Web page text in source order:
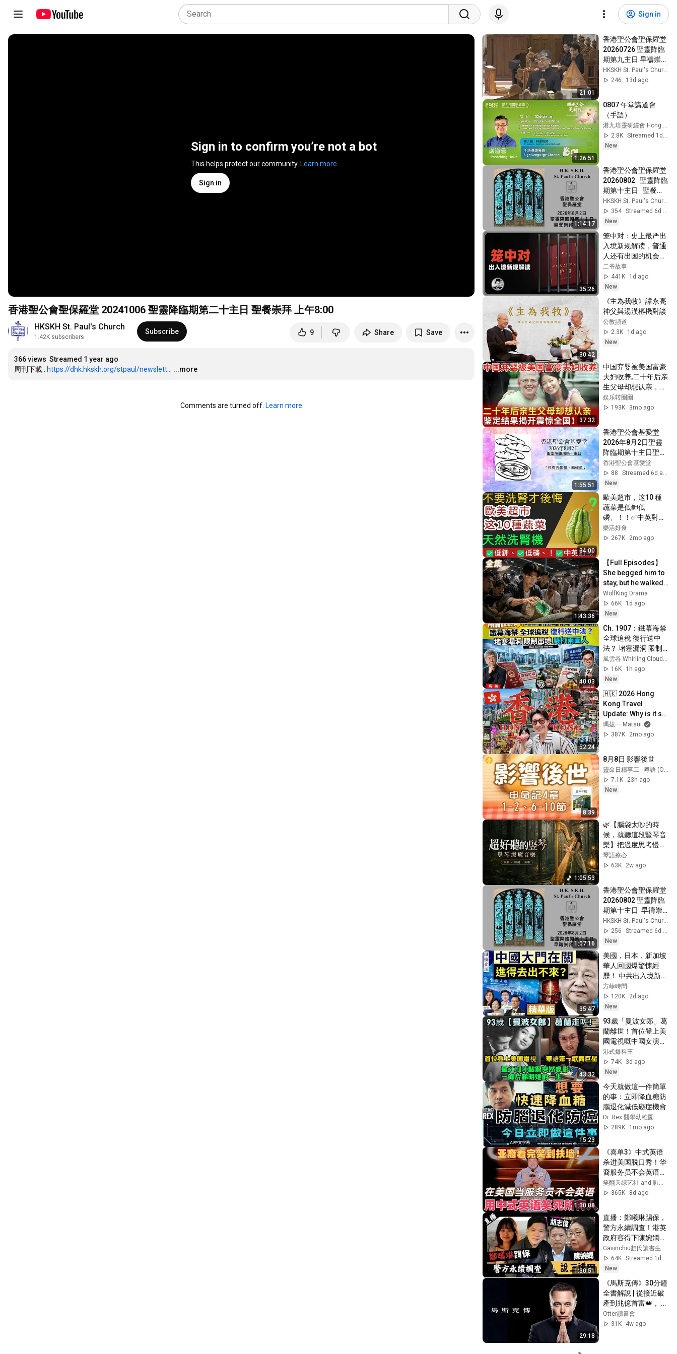
Sign in
Sign in to confirm you’re not a bot
This helps protect our community. Learn more
Sign in
香港聖公會聖保羅堂 20241006 聖靈降臨期第二十主日 聖餐崇拜 上午8:00
HKSKH St. Paul's Church
1.42K subscribers
Subscribe 9 Share Save
366 views Streamed 1 year ago
周刊下載 : https://dhk.hkskh.org/stpaul/newslett... ...more
Comments are turned off. Learn more
21:01
香港聖公會聖保羅堂
20260726 聖靈降臨
期第九主日 早禱崇拜
講道
HKSKH St. Paul's Church
246
13d ago
1:26:51
0807 午堂講道會
（手語）
港九培靈研經會 Hong Kong Bible Conference
2.8K
Streamed 1d ago
New
1:14:17
香港聖公會聖保羅堂
20260802   聖靈降臨
期第十主日   聖餐崇
拜  早堂  上午8:00
HKSKH St. Paul's Church
354
Streamed 6d ago
New
35:26
笼中对：史上最严出
入境新规解读，普通
人还有出国的机会
吗？
二爷故事
441K
1d ago
New
30:42
《主為我牧》譚永亮
公教頻道
2.3K
1d ago
New
37:32
中国弃婴被美国富豪
夫妇收养,二十年后亲
生父母却想认亲，鉴
定结果揭开震惊全
国！【寻情记忆】
娱乐转圈圈
193K
3mo ago
1:55:51
香港聖公會基愛堂
2026年8月2日聖靈
降臨期第十主日聖餐
崇拜
香港聖公會基愛堂
88
New
34:00
歐美超市，这10 種
蔬菜是低鉀低
磷、！！✅中英對照
採購指南！
樂活好食
267K
2mo ago
1:43:36
【Full Episodes】
She begged him to
stay, but he walked
out. Now she's the
one he can't have.
WolfKing Drama
66K
1d ago
New
40:03
Ch. 1907：鐵幕海禁
全球追稅 復行送中
法？ 堵塞漏洞 限制
出境 嚴打兩面人｜風
雲谷｜2026/08/08
風雲谷 Whirling Clouds Valley
16K
1h ago
New
52:24
🇭🇰 2026 Hong
Kong Travel
Update: Why is it so
expensive here?
How much does a
...
瑪茲一 Matsui
387K
2mo ago
8:39
8月8日 影響後世
靈命日糧事工 - 粵語 (Our Daily Bread Ministries)
7.1K
23h ago
New
1:05:53
🌿【腦袋太吵的時
候，就聽這段豎琴音
樂】把過度思考慢慢
調成靜音｜療癒放
鬆・情緒沉澱・閱讀
琴語療心
63K
2w ago
1:07:16
香港聖公會聖保羅堂
20260802 聖靈降臨
期第十主日  早禱崇
拜  午堂    上午11:00HKSKH St. Paul's Church
256
Streamed 6d ago
New
35:47
美國，日本，新加坡
華人回國爆驚悚經
歷！ 中共出入境新規
已經開始實行？【圍
爐夜話精華版】唐靖
遠 Jason 薇羽 方菲
方菲時間
120K
2d ago
New
43:32
93歲「曼波女郎」葛
蘭離世！首位登上美
國電視嘅中國女演
員、一首《我要你的
愛》令成個香港跳起
舞——但喺佢最紅嗰
陣，佢突然息影、消
失足60年：呢個令荷
李活都動心嘅華語第
一歌舞巨星，究竟係
一個點樣嘅傳奇？
港式爆料王
74K
3d ago
New
15:23
今天就做這一件簡單
的事：立即降血糖防
腦退化減低癌症機會
Dr. Rex 醫學幼稚園
289K
1mo ago
1:30:08
《喜单3》中式英语
杀进美国脱口秀！华
裔服务员不会英语，
靠口音把全场笑疯
了！#喜剧之王单口
喜剧 #funny #综艺
笑翻天综艺社 and 叭叭一下
365K
8d ago
1:30:51
直播：鄭曦琳踢保，
警方永續調查！港英
政府容得下陳婉嫻，
今日香港容得下另一
個陳婉嫻嗎？懷念黎
彼得
64K
New
29:18
《馬斯克傳》30分鐘
全書解說 | 從接近破
產到兆億首富👑， 他
究竟是天才還是惡
魔？👿 深度拆解馬斯
Otter讀書會
31K
4w ago